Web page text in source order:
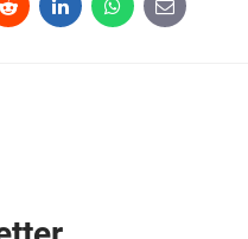
Reddit LinkedInWhatsApp
E-
mail